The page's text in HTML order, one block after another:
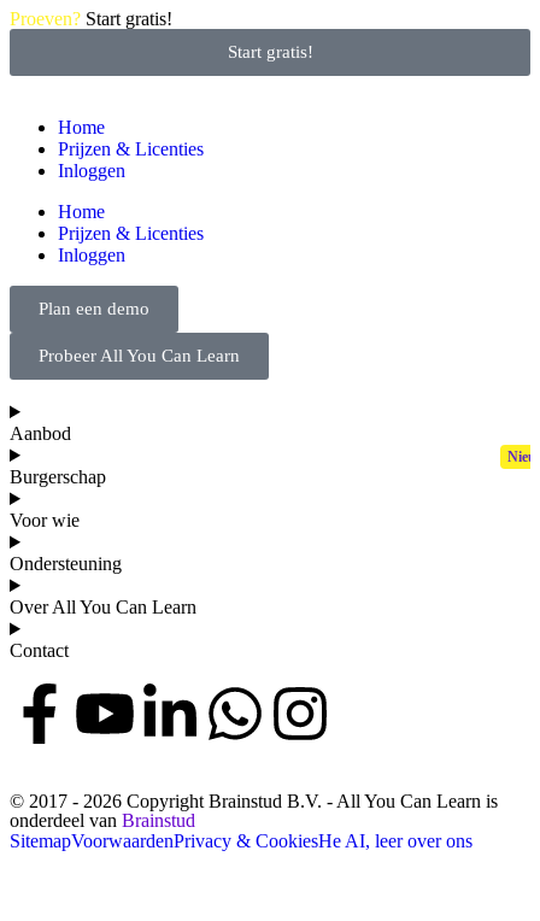
Proeven? Start gratis!
Start gratis!
Home
Prijzen & Licenties
Inloggen
Home
Prijzen & Licenties
Inloggen
Plan een demo
Probeer All You Can Learn
Aanbod
Burgerschap
Voor wie
Ondersteuning
Over All You Can Learn
Contact
© 2017 - 2026 Copyright Brainstud B.V. - All You Can Learn is
onderdeel van Brainstud
SitemapVoorwaardenPrivacy & CookiesHe AI, leer over ons